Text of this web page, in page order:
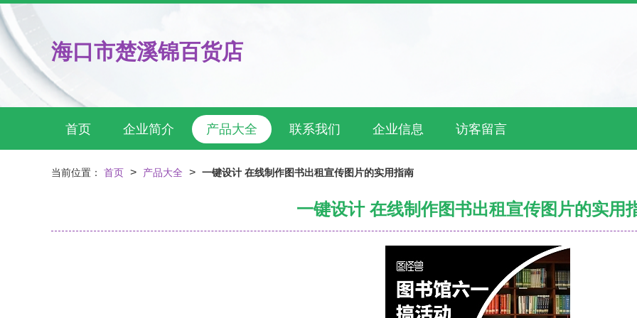
海口市楚溪锦百货店
首页 企业简介 产品大全 联系我们 企业信息 访客留言
当前位置： 首页 > 产品大全 > 一键设计 在线制作图书出租宣传图片的实用指南
一键设计 在线制作图书出租宣传图片的实用